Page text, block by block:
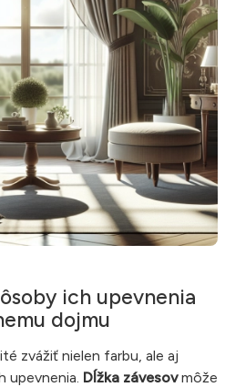
ich upevnenia
dojmu
zvážiť nielen farbu, ale aj
upevnenia. Dĺžka závesovmôže